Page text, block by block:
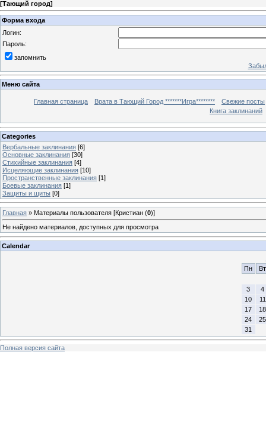
[Тающий город]
Форма входа
Логин:
Пароль:
запомнить
Меню сайта
Главная страница Врата в Тающий Город *******Игра********
Свежие посты
Книга заклинаний
Categories
Вербальные заклинания [6]
Основные заклинания [30]
Стихийные заклинания [4]
Исцеляющие заклинания [10]
Пространственные заклинания [1]
Боевые заклинания [1]
Защиты и щиты [0]
Главная » Материалы пользователя [Кристиан (0)]
Не найдено материалов, доступных для просмотра
Calendar
Пн
Вт
3
4
10
11
17
18
24
25
31
Полная версия сайта